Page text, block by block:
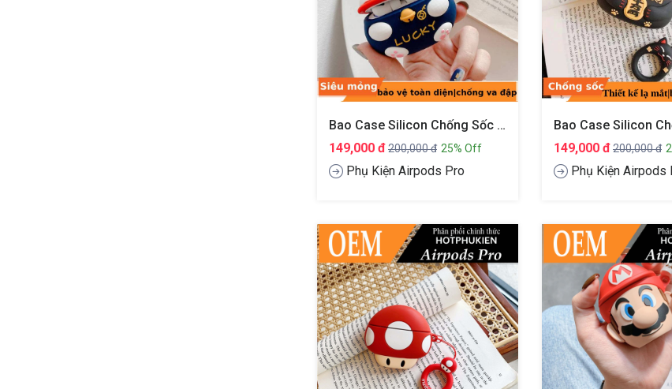
Bao Case Silicon Chống Sốc Cho Tai Nghe Apple Airpods Pro Mèo Thần Tài Lucky Hiệu HOTCASE (Gen 2)
149,000 đ200,000 đ 25% Off
Phụ Kiện Airpods Pro
149,000 đ200,000 đ
Phụ Kiện Airpods